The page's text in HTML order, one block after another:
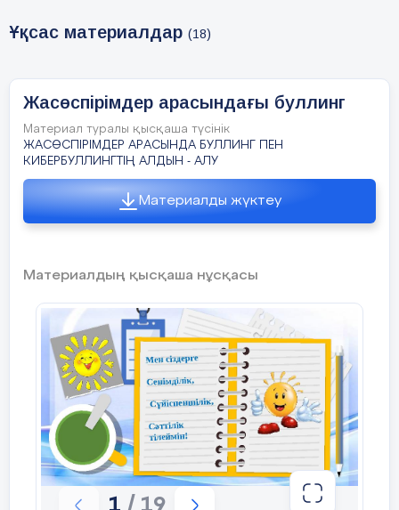
кибербуллингтің әлеуметтік
түсінуге жетелеу.
Оқушыларға түсіну үшін келесі
ақпарат ұсынылады.
Компьютерлік технологиялардың
қарқынды дамуы және интернеттің
үшін үлкен мүмкіндіктер ашады.
Бүгінгі таңда желі
қолданушыларының саны ондаған
миллион адамды құрайды,
айтарлықтай бөлігі – балалар мен
жасөспірімдер.
Алайда, интернет тек мүмкіндіктер
қоймасы ғана емес, сонымен бірге
қауіп - қатер көзі бола алады.
Көптеген адамдар әртүрлі
Ұқсас материалдар (18)
Жасөспірімдер арасындағы буллинг
Материал туралы қысқаша түсінік
ЖАСӨСПІРІМДЕР АРАСЫНДА БУЛЛИНГ ПЕН
КИБЕРБУЛЛИНГТІҢ АЛДЫН - АЛУ
Материалды жүктеу
Материалдың қысқаша нұсқасы